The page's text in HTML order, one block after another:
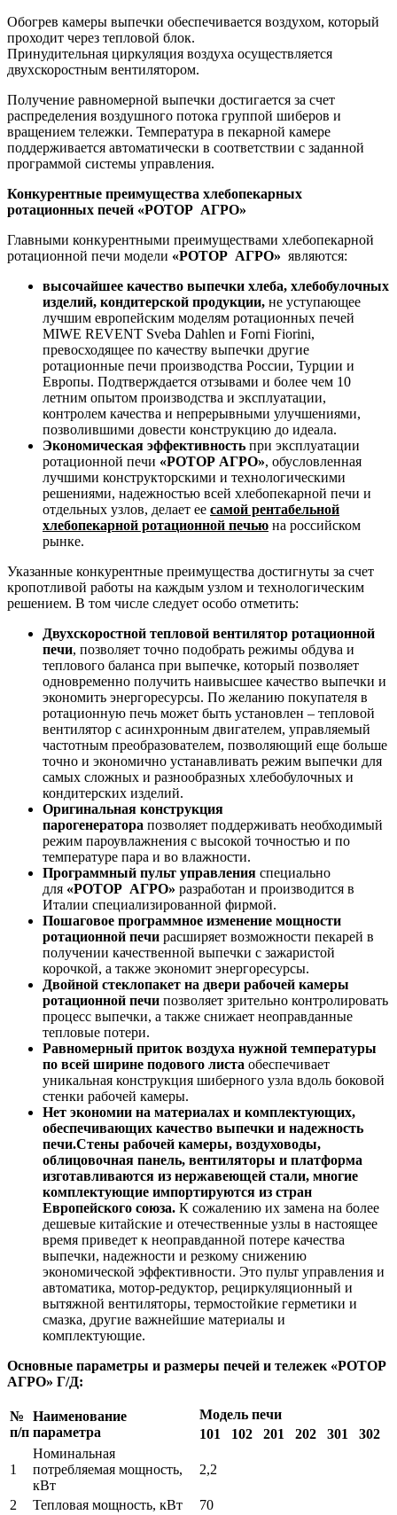
Обогрев камеры выпечки обеспечивается воздухом, который
проходит через тепловой блок.
Принудительная циркуляция воздуха осуществляется
двухскоростным вентилятором.
Получение равномерной выпечки достигается за счет
распределения воздушного потока группой шиберов и
вращением тележки. Температура в пекарной камере
поддерживается автоматически в соответствии с заданной
программой системы управления.
Конкурентные преимущества хлебопекарных
ротационных печей «РОТОР АГРО»
Главными конкурентными преимуществами хлебопекарной
ротационной печи модели «РОТОР АГРО» являются:
высочайшее качество выпечки хлеба, хлебобулочных
изделий, кондитерской продукции, не уступающее
лучшим европейским моделям ротационных печей
MIWE REVENT Sveba Dahlen и Forni Fiorini,
превосходящее по качеству выпечки другие
ротационные печи производства России, Турции и
Европы. Подтверждается отзывами и более чем 10
летним опытом производства и эксплуатации,
контролем качества и непрерывными улучшениями,
позволившими довести конструкцию до идеала.
Экономическая эффективность при эксплуатации
ротационной печи «РОТОР АГРО», обусловленная
лучшими конструкторскими и технологическими
решениями, надежностью всей хлебопекарной печи и
отдельных узлов, делает ее самой рентабельной
хлебопекарной ротационной печью на российском
рынке.
Указанные конкурентные преимущества достигнуты за счет
кропотливой работы на каждым узлом и технологическим
решением. В том числе следует особо отметить:
Двухскоростной тепловой вентилятор ротационной
печи, позволяет точно подобрать режимы обдува и
теплового баланса при выпечке, который позволяет
одновременно получить наивысшее качество выпечки и
экономить энергоресурсы. По желанию покупателя в
ротационную печь может быть установлен – тепловой
вентилятор с асинхронным двигателем, управляемый
частотным преобразователем, позволяющий еще больше
точно и экономично устанавливать режим выпечки для
самых сложных и разнообразных хлебобулочных и
кондитерских изделий.
Оригинальная конструкция
парогенератора позволяет поддерживать необходимый
режим пароувлажнения с высокой точностью и по
температуре пара и во влажности.
Программный пульт управления специально
для «РОТОР АГРО» разработан и производится в
Италии специализированной фирмой.
Пошаговое программное изменение мощности
ротационной печи расширяет возможности пекарей в
получении качественной выпечки с зажаристой
корочкой, а также экономит энергоресурсы.
Двойной стеклопакет на двери рабочей камеры
ротационной печи позволяет зрительно контролировать
процесс выпечки, а также снижает неоправданные
тепловые потери.
Равномерный приток воздуха нужной температуры
по всей ширине подового листа обеспечивает
уникальная конструкция шиберного узла вдоль боковой
стенки рабочей камеры.
Нет экономии на материалах и комплектующих,
обеспечивающих качество выпечки и надежность
печи.Стены рабочей камеры, воздуховоды,
облицовочная панель, вентиляторы и платформа
изготавливаются из нержавеющей стали, многие
комплектующие импортируются из стран
Европейского союза. К сожалению их замена на более
дешевые китайские и отечественные узлы в настоящее
время приведет к неоправданной потере качества
выпечки, надежности и резкому снижению
экономической эффективности. Это пульт управления и
автоматика, мотор-редуктор, рециркуляционный и
вытяжной вентиляторы, термостойкие герметики и
смазка, другие важнейшие материалы и
комплектующие.
Основные параметры и размеры печей и тележек «РОТОР
АГРО» Г/Д:
№
п/п
Наименование
параметра
Модель печи
101
102 201 202 301 302
1
Номинальная
потребляемая мощность,
кВт
2,2
2 Тепловая мощность, кВт
70